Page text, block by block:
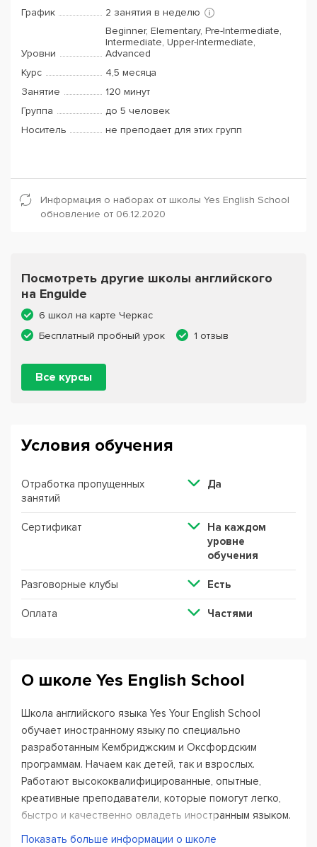
График
2 занятия в неделю
Уровни
Beginner, Elementary, Pre-Intermediate,
Intermediate, Upper-Intermediate,
Advanced
Курс
4,5 месяца
Занятие
120 минут
Группа
до 5 человек
Носитель
не преподает для этих групп
Информация о наборах от школы Yes English School
обновление от 06.12.2020
Посмотреть другие школы английского
на Enguide
6 школ на карте Черкас
Бесплатный пробный урок
1 отзыв
Все курсы
Условия обучения
Отработка пропущенных
занятий
Да
Сертификат
На каждом
уровне
обучения
Разговорные клубы Есть
Оплата Частями
О школе Yes English School
Школа английского языка Yes Your English School
обучает иностранному языку по специально
разработанным Кембриджским и Оксфордским
программам. Начаем как детей, так и взрослых.
Работают высококвалифицированные, опытные,
креативные преподаватели, которые помогут легко,
быстро и качественно овладеть иностранным языком.
Показать больше информации о школе